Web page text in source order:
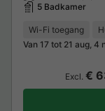
5 Badkamer
Wi-Fi toegang
Van 17 tot 21 aug, 4
Excl. €